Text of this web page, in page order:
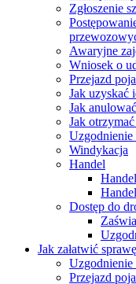
Zgłoszenie
Awaryjne
Wniosek o
Przejazd
Jak uzyskać
Jak
Jak
Uzgodnienie
Windykacja
Handel
Dostęp do
Jak załatwić sprawę
Przejazd